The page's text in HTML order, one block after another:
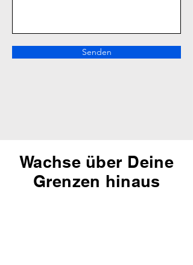
Senden
Wachse über Deine
Grenzen hinaus